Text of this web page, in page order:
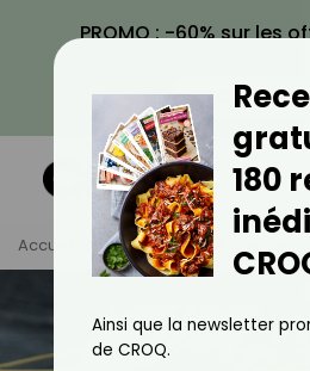
PROMO : -60% sur les
VOIR LA
Accueil Tag Recette
180
Ainsi que la newsletter
de CROQ.